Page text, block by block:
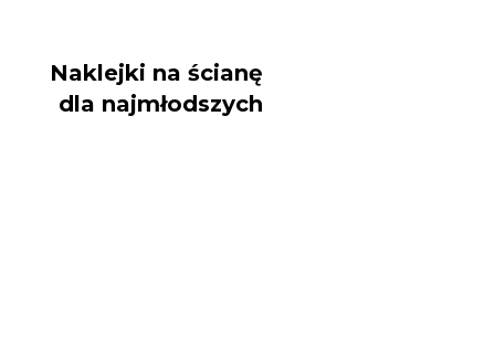
Naklejki na ścianę
dla najmłodszych